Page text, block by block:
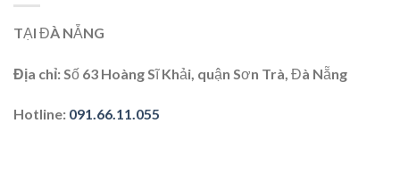
TẠI ĐÀ NẴNG
Địa chỉ: Số 63 Hoàng Sĩ Khải, quận Sơn Trà, Đà Nẵng
Hotline: 091.66.11.055